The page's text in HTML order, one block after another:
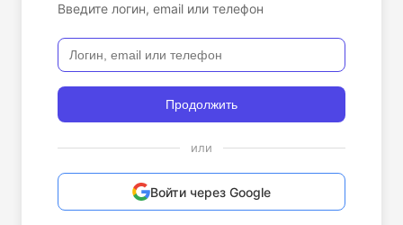
Введите логин, email или телефон
Продолжить
или
Войти через Google